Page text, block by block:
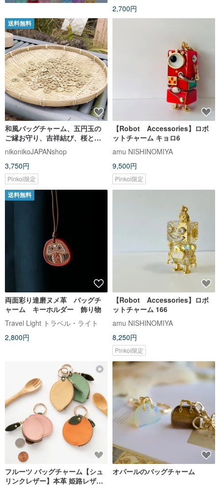
2,700円
送料無料
和風バッグチャーム、五円玉の
ご縁お守り、吉祥結び、桜と鈴
付き
nikonikoJAPANshop
3,750円
Pinkoi限定
【Robot Accessories】ロボ
ットチャーム キョロ6
amu NISHINOMIYA
9,500円
Pinkoi限定
送料無料
両面彩り達磨ヌメ革 バッグチ
ャーム キーホルダー 飾り物
Travel Light トラベル・ライト
2,800円
【Robot Accessories】ロボ
ットチャーム 166
amu NISHINOMIYA
8,250円
Pinkoi限定
フルーツ バッグチャーム【シュ
リンクレザー】本革 姫路レザー
オパールのバッグチャーム